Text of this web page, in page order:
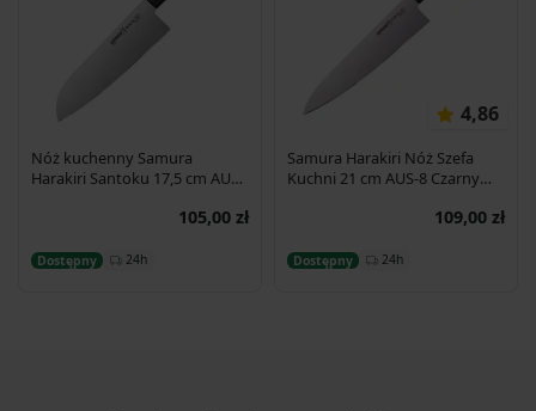
Nóż kuchenny Samura
Harakiri Santoku 17,5 cm AUS-
105,00 zł
Dostępny 24h
Dodaj do koszyka
4,86
Samura Harakiri Nóż Szefa
Kuchni 21 cm AUS-8 Czarny
109,00 zł
Dostępny 24h
Dodaj do koszyka